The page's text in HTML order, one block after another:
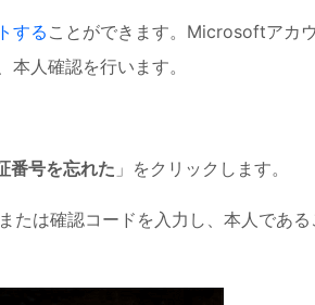
することができます。Microsoftアカ
人確認を行います。
番号を忘れた 」をクリックします。
たは確認コードを入力し、本人である